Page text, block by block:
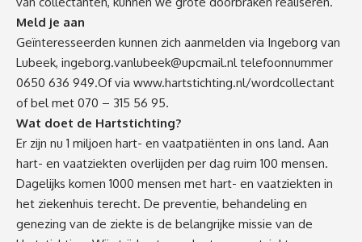
Meld je aan
Geïnteresseerden kunnen zich aanmelden via Ingeborg van
Lubeek, ingeborg.vanlubeek@upcmail.nltelefoonnummer
0650 636 949.Of via www.hartstichting.nl/wordcollectant
of bel met 070 – 315 56 95.
Wat doet de Hartstichting?
Er zijn nu 1 miljoen hart- en vaatpatiënten in ons land. Aan
hart- en vaatziekten overlijden per dag ruim 100 mensen.
Dagelijks komen 1000 mensen met hart- en vaatziekten in
het ziekenhuis terecht. De preventie, behandeling en
genezing van de ziekte is de belangrijke missie van de